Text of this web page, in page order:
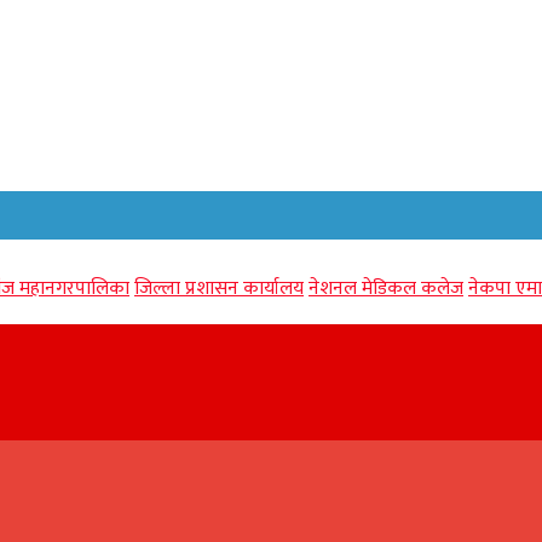
महानगरपालिकाजिल्ला प्रशासन कार्यालयनेशनल मेडिकल कलेजनेकपा